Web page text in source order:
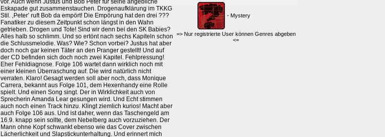
- Mystery
=> Nur registrierte User können Genres abgeben
<=
vor. Auch wenn Justus und Bob Peter für seine angebliche
Eskapade gut zusammenstauchen. Drogenaufklärung im TKKG
Stil. ‚Peter’ ruft Bob da empört! Die Empörung hat den drei ???
Fanatiker zu diesem Zeitpunkt schon längst in den Wahn
getrieben. Drogen und Tote! Sind wir denn bei den SK Babies?
Alles halb so schlimm. Und so ertönt nach sechs Kapiteln schon
die Schlussmelodie. Was? Wie? Schon vorbei? Justus hat aber
doch noch gar keinen Täter an den Pranger gestellt! Und auf
der CD befinden sich doch noch zwei Kapitel. Fehlpressung!
Eher Fehldiagnose. Folge 106 wartet dann wirklich noch mit
einer kleinen Überraschung auf. Die wird natürlich nicht
verraten. Klaro! Gesagt werden soll aber noch, dass Monique
Carrera, bekannt aus Folge 101, dem Hexenhandy eine Rolle
spielt. Und einen Song singt. Der in Wirklichkeit auch von
Sprecherin Amanda Lear gesungen wird. Und Echt stimmen
auch noch einen Track hinzu. Klingt ziemlich kurios! Macht aber
auch Folge 106 aus. Und ist daher, wenn das Taschengeld am
16.9. knapp sein sollte, dem Nebelberg auch vorzuziehen. Der
Mann ohne Kopf schwankt ebenso wie das Cover zwischen
Lächerlichkeit und Slapstickunterhaltung. Und erinnert mich